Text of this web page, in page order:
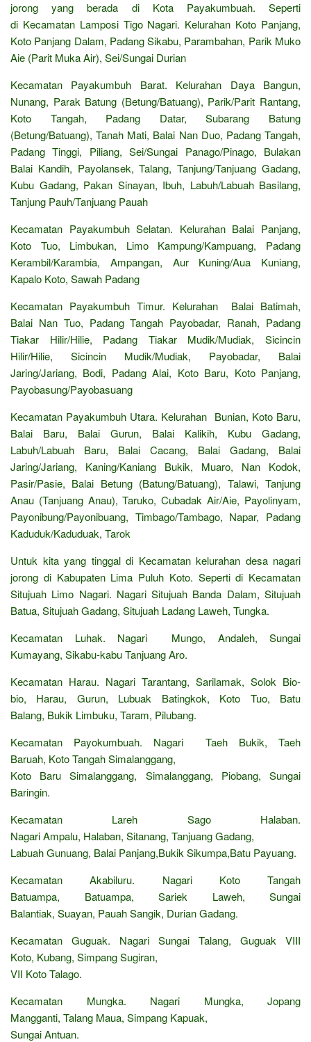
jorong yang berada di Kota Payakumbuah. Seperti
di Kecamatan Lamposi Tigo Nagari. Kelurahan Koto Panjang,
Koto Panjang Dalam, Padang Sikabu, Parambahan, Parik Muko
Aie (Parit Muka Air), Sei/Sungai Durian
Kecamatan Payakumbuh Barat. Kelurahan Daya Bangun,
Nunang, Parak Batung (Betung/Batuang), Parik/Parit Rantang,
Koto Tangah, Padang Datar, Subarang Batung
(Betung/Batuang), Tanah Mati, Balai Nan Duo, Padang Tangah,
Padang Tinggi, Piliang, Sei/Sungai Panago/Pinago, Bulakan
Balai Kandih, Payolansek, Talang, Tanjung/Tanjuang Gadang,
Kubu Gadang, Pakan Sinayan, Ibuh, Labuh/Labuah Basilang,
Tanjung Pauh/Tanjuang Pauah
Kecamatan Payakumbuh Selatan. Kelurahan Balai Panjang,
Koto Tuo, Limbukan, Limo Kampung/Kampuang, Padang
Kerambil/Karambia, Ampangan, Aur Kuning/Aua Kuniang,
Kapalo Koto, Sawah Padang
Kecamatan Payakumbuh Timur. Kelurahan Balai Batimah,
Balai Nan Tuo, Padang Tangah Payobadar, Ranah, Padang
Tiakar Hilir/Hilie, Padang Tiakar Mudik/Mudiak, Sicincin
Hilir/Hilie, Sicincin Mudik/Mudiak, Payobadar, Balai
Jaring/Jariang, Bodi, Padang Alai, Koto Baru, Koto Panjang,
Payobasung/Payobasuang
Kecamatan Payakumbuh Utara. Kelurahan Bunian, Koto Baru,
Balai Baru, Balai Gurun, Balai Kalikih, Kubu Gadang,
Labuh/Labuah Baru, Balai Cacang, Balai Gadang, Balai
Jaring/Jariang, Kaning/Kaniang Bukik, Muaro, Nan Kodok,
Pasir/Pasie, Balai Betung (Batung/Batuang), Talawi, Tanjung
Anau (Tanjuang Anau), Taruko, Cubadak Air/Aie, Payolinyam,
Payonibung/Payonibuang, Timbago/Tambago, Napar, Padang
Kaduduk/Kaduduak, Tarok
Untuk kita yang tinggal di Kecamatan kelurahan desa nagari
jorong di Kabupaten Lima Puluh Koto. Seperti di Kecamatan
Situjuah Limo Nagari. Nagari Situjuah Banda Dalam, Situjuah
Batua, Situjuah Gadang, Situjuah Ladang Laweh, Tungka.
Kecamatan Luhak. Nagari Mungo, Andaleh, Sungai
Kumayang, Sikabu-kabu Tanjuang Aro.
Kecamatan Harau. Nagari Tarantang, Sarilamak, Solok Bio-
bio, Harau, Gurun, Lubuak Batingkok, Koto Tuo, Batu
Balang, Bukik Limbuku, Taram, Pilubang.
Kecamatan Payokumbuah. Nagari Taeh Bukik, Taeh
Baruah, Koto Tangah Simalanggang,
Koto Baru Simalanggang, Simalanggang, Piobang, Sungai
Baringin.
Kecamatan Lareh Sago Halaban.
Nagari Ampalu, Halaban, Sitanang, Tanjuang Gadang,
Labuah Gunuang, Balai Panjang,Bukik Sikumpa,Batu Payuang.
Kecamatan Akabiluru. Nagari Koto Tangah
Batuampa, Batuampa, Sariek Laweh, Sungai
Balantiak, Suayan, Pauah Sangik, Durian Gadang.
Kecamatan Guguak. Nagari Sungai Talang, Guguak VIII
Koto, Kubang, Simpang Sugiran,
VII Koto Talago.
Kecamatan Mungka. Nagari Mungka, Jopang
Mangganti, Talang Maua, Simpang Kapuak,
Sungai Antuan.